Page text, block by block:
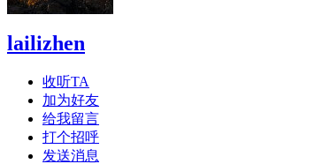
lailizhen
收听TA
加为好友
给我留言
打个招呼
发送消息